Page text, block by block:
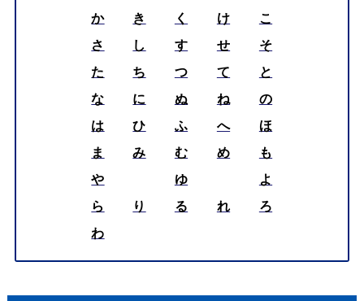
か
き く け
こ
さ
し す せ
そ
た
ち つ て
と
な
に ぬ ね
の
は
ひ ふ へ
ほ
ま
み む め
も
や
ゆ
よ
ら
り る れ
ろ
わ